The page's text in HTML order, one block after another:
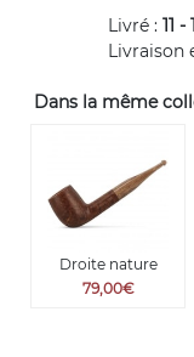
Livré : 11
Livraison
Dans la même
Droite nature
79,00€